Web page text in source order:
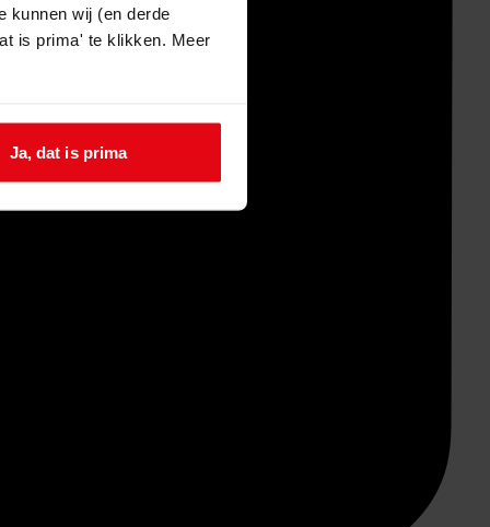
kunnen wij (en derde
is prima' te klikken. Meer
Ja, dat is prima